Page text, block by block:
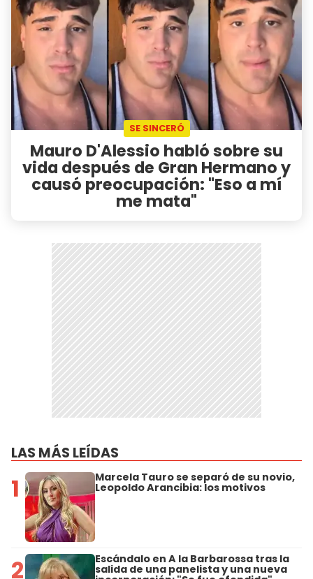
SE SINCERÓ
Mauro D'Alessio habló sobre su
vida después de Gran Hermano y
causó preocupación: "Eso a mí
me mata"
LAS MÁS LEÍDAS
1 Marcela Tauro se separó de su novio,
Leopoldo Arancibia: los motivos
2 Escándalo en A la Barbarossa tras la
salida de una panelista y una nueva